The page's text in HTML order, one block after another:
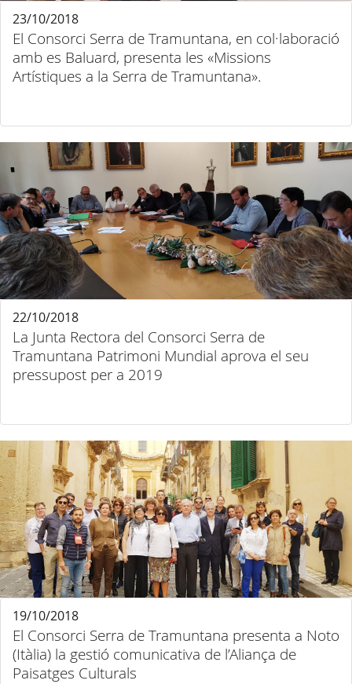
El Consorci Serra de Tramuntana, en col·laboració
amb es Baluard, presenta les «Missions
Artístiques a la Serra de Tramuntana».
23/10/2018
La Junta Rectora del Consorci Serra de
Tramuntana Patrimoni Mundial aprova el seu
pressupost per a 2019
22/10/2018
El Consorci Serra de Tramuntana presenta a Noto
(Itàlia) la gestió comunicativa de l’Aliança de
Paisatges Culturals
19/10/2018